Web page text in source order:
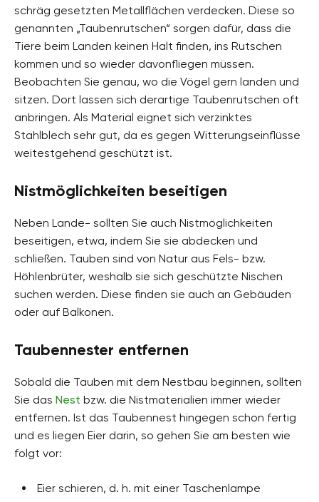
schräg gesetzten Metallflächen verdecken. Diese so
genannten „Taubenrutschen“ sorgen dafür, dass die
Tiere beim Landen keinen Halt finden, ins Rutschen
kommen und so wieder davonfliegen müssen.
Beobachten Sie genau, wo die Vögel gern landen und
sitzen. Dort lassen sich derartige Taubenrutschen oft
anbringen. Als Material eignet sich verzinktes
Stahlblech sehr gut, da es gegen Witterungseinflüsse
weitestgehend geschützt ist.
Nistmöglichkeiten beseitigen
Neben Lande- sollten Sie auch Nistmöglichkeiten
beseitigen, etwa, indem Sie sie abdecken und
schließen. Tauben sind von Natur aus Fels- bzw.
Höhlenbrüter, weshalb sie sich geschützte Nischen
suchen werden. Diese finden sie auch an Gebäuden
oder auf Balkonen.
Taubennester entfernen
Sobald die Tauben mit dem Nestbau beginnen, sollten
Sie das Nest bzw. die Nistmaterialien immer wieder
entfernen. Ist das Taubennest hingegen schon fertig
und es liegen Eier darin, so gehen Sie am besten wie
folgt vor:
Eier schieren, d. h. mit einer Taschenlampe